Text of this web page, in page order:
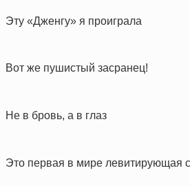
Эту «Дженгу» я проиграла
Вот же пушистый засранец!
Не в бровь, а в глаз
Это первая в мире левитирующая